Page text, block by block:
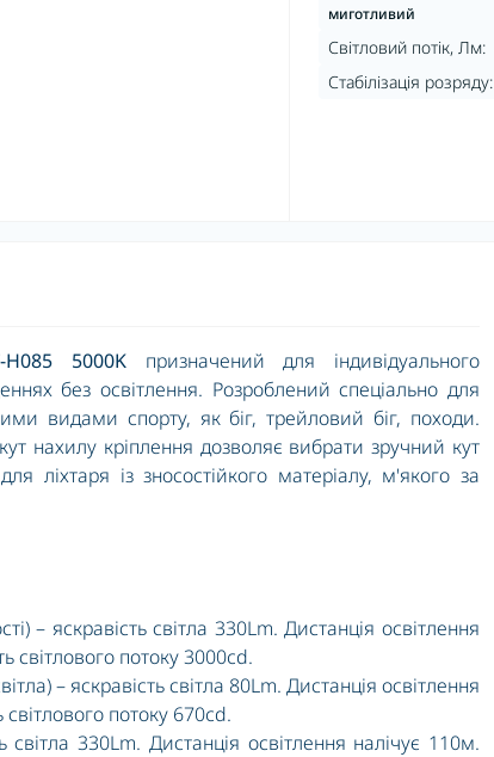
миготливий
Світловий потік, Лм:
Стабілізація розряду:
H085 5000Kпризначений для індивідуального
без освітлення. Розроблений спеціально для
видами спорту, як біг, трейловий біг, походи.
нахилу кріплення дозволяє вибрати зручний кут
ліхтаря із зносостійкого матеріалу, м'якого за
– яскравість світла 330Lm. Дистанція освітлення
світлового потоку 3000cd.
– яскравість світла 80Lm. Дистанція освітлення
світлового потоку 670cd.
330Lm. Дистанція освітлення налічує 110м.